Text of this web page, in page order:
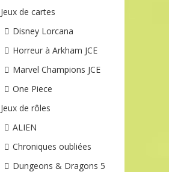
Jeux de cartes
Disney Lorcana
Horreur à Arkham JCE
Marvel Champions JCE
One Piece
Jeux de rôles
ALIEN
Chroniques oubliées
Dungeons & Dragons 5